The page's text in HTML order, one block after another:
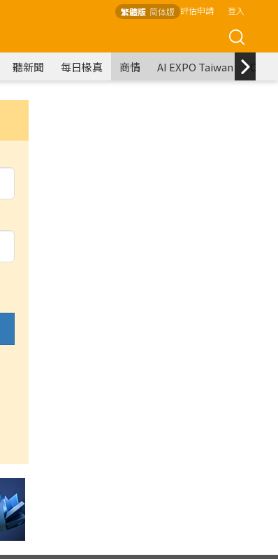
繁體版 简体版 評估申請 登入
聽新聞 每日椽真 商情 AI EXPO Taiwan